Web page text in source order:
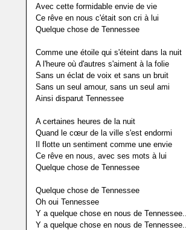
Avec cette formidable envie de vie
Ce rêve en nous c'était son cri à lui
Quelque chose de Tennessee
Comme une étoile qui s'éteint dans la nuit
A l'heure où d'autres s'aiment à la folie
Sans un éclat de voix et sans un bruit
Sans un seul amour, sans un seul ami
Ainsi disparut Tennessee
A certaines heures de la nuit
Quand le cœur de la ville s'est endormi
Il flotte un sentiment comme une envie
Ce rêve en nous, avec ses mots à lui
Quelque chose de Tennessee
Quelque chose de Tennessee
Oh oui Tennessee
Y a quelque chose en nous de Tennessee...
Y a quelque chose en nous de Tennessee...